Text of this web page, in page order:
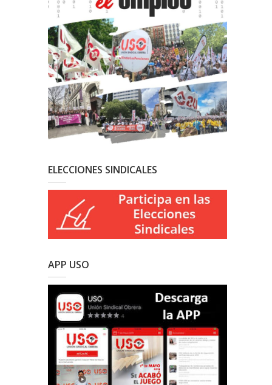
ELECCIONES SINDICALES
APP USO